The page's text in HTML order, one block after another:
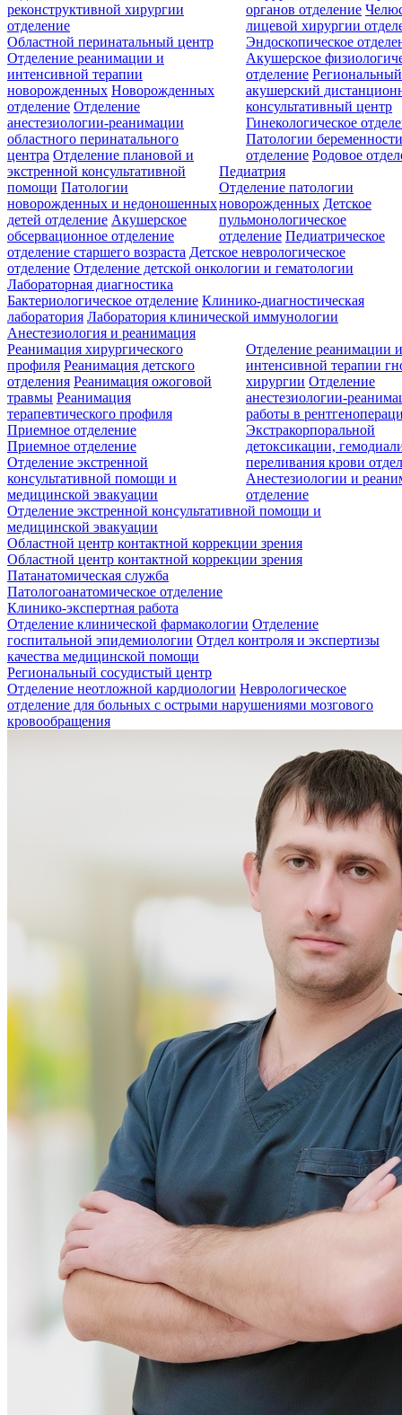
реконструктивной хирургии
отделение
органов отделение
лицевой хирургии
Эндоскопическое
Областной перинатальный центр
Отделение реанимации и
интенсивной терапии
новорожденных Новорожденных
отделение Отделение
анестезиологии-реанимации
областного перинатального
центра Отделение плановой и
экстренной консультативной
помощи Патологии
новорожденных и недоношенных
детей отделение Акушерское
обсервационное отделение
Акушерское
отделение Региональный
акушерский
консультативный центр
Гинекологическое
Патологии
отделение Родовое
Педиатрия
Отделение патологии
новорожденных Детское
пульмонологическое
отделение Педиатрическое
отделение старшего возраста Детское неврологическое
отделение Отделение детской онкологии и гематологии
Лабораторная диагностика
Бактериологическое отделение Клинико-диагностическая
лаборатория Лаборатория клинической иммунологии
Анестезиология и реанимация
Реанимация хирургического
профиля Реанимация детского
отделения Реанимация ожоговой
травмы Реанимация
терапевтического профиля
Отделение реанимации
интенсивной терапии
хирургии Отделение
анестезиологии-
работы в
Экстракорпоральной
детоксикации,
переливания крови
Анестезиологии и
отделение
Приемное отделение
Приемное отделение
Отделение экстренной
консультативной помощи и
медицинской эвакуации
Отделение экстренной консультативной помощи и
медицинской эвакуации
Областной центр контактной коррекции зрения
Областной центр контактной коррекции зрения
Патанатомическая служба
Патологоанатомическое отделение
Клинико-экспертная работа
Отделение клинической фармакологии Отделение
госпитальной эпидемиологии Отдел контроля и экспертизы
качества медицинской помощи
Региональный сосудистый центр
Отделение неотложной кардиологии Неврологическое
отделение для больных с острыми нарушениями мозгового
кровообращения